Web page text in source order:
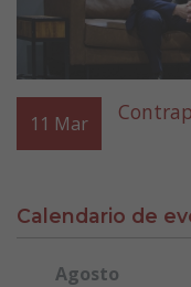
11 Mar
Calendario de
Agosto